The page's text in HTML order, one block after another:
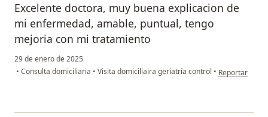
Excelente doctora, muy buena explicacion de
mi enfermedad, amable, puntual, tengo
mejoria con mi tratamiento
29 de enero de 2025
• Consulta domiciliaria • Visita domiciliaira geriatría control • en opinión del
Reportar